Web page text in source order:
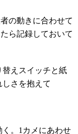
の動きに合わせて
ら記録しておいて
えスイッチと紙
さを抱えて
。1カメにあわせ